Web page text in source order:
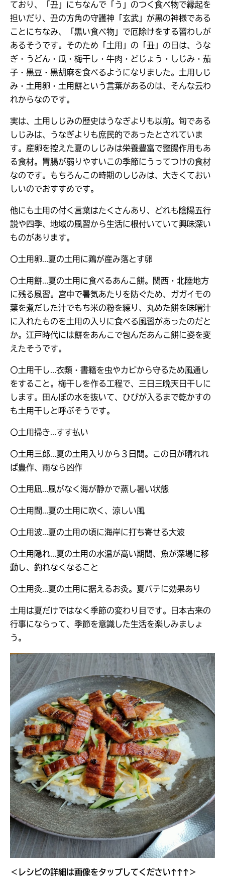
ており、「丑」にちなんで「う」のつく食べ物で縁起を
担いだり、丑の方角の守護神「玄武」が黒の神様である
ことにちなみ、「黒い食べ物」で厄除けをする習わしが
あるそうです。そのため「土用」の「丑」の日は、うな
ぎ・うどん・瓜・梅干し・牛肉・どじょう・しじみ・茄
子・黒豆・黒胡麻を食べるようになりました。土用しじ
み・土用卵・土用餅という言葉があるのは、そんな云わ
れからなのです。
実は、土用しじみの歴史はうなぎよりも以前。旬である
しじみは、うなぎよりも庶民的であったとされていま
す。産卵を控えた夏のしじみは栄養豊富で整腸作用もあ
る食材。胃腸が弱りやすいこの季節にうってつけの食材
なのです。もちろんこの時期のしじみは、大きくておい
しいのでおすすめです。
他にも土用の付く言葉はたくさんあり、どれも陰陽五行
説や四季、地域の風習から生活に根付いていて興味深い
ものがあります。
〇土用卵…夏の土用に鶏が産み落とす卵
〇土用餅…夏の土用に食べるあんこ餅。関西・北陸地方
に残る風習。宮中で暑気あたりを防ぐため、ガガイモの
葉を煮だした汁でもち米の粉を練り、丸めた餅を味噌汁
に入れたものを土用の入りに食べる風習があったのだと
か。江戸時代には餅をあんこで包んだあんこ餅に姿を変
えたそうです。
〇土用干し…衣類・書籍を虫やカビから守るため風通し
をすること。梅干しを作る工程で、三日三晩天日干しに
します。田んぼの水を抜いて、ひびが入るまで乾かすの
も土用干しと呼ぶそうです。
〇土用掃き…すす払い
〇土用三郎…夏の土用入りから３日間。この日が晴れれ
ば豊作、雨なら凶作
〇土用凪…風がなく海が静かで蒸し暑い状態
〇土用間…夏の土用に吹く、涼しい風
〇土用波…夏の土用の頃に海岸に打ち寄せる大波
〇土用隠れ…夏の土用の水温が高い期間、魚が深場に移
動し、釣れなくなること
〇土用灸…夏の土用に据えるお灸。夏バテに効果あり
土用は夏だけではなく季節の変わり目です。日本古来の
行事にならって、季節を意識した生活を楽しみましょ
う。
＜レシピの詳細は画像をタップしてください↑↑↑＞